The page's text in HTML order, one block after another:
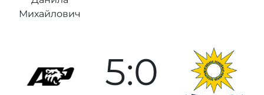
Михайлович
5:0